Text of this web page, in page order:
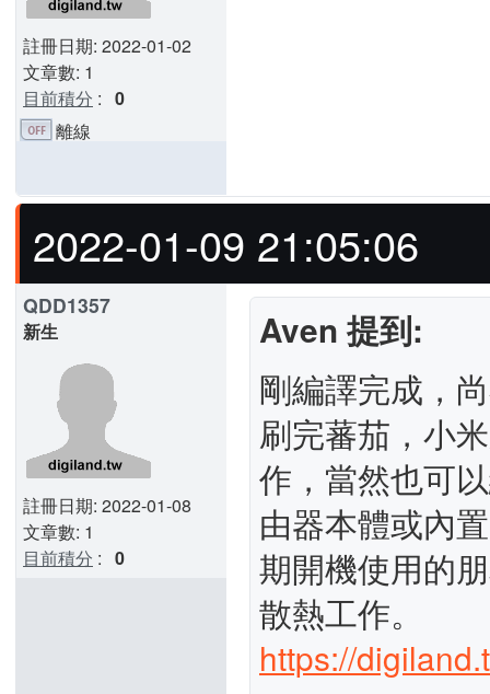
註冊日期: 2022-01-02
文章數: 1
目前積分 : 0
離線
2022-01-09 21:05:06
QDD1357
新生
註冊日期: 2022-01-08
文章數: 1
目前積分 : 0
Aven 提到:
剛編譯完成，
刷完蕃茄，小
作，當然也可
由器本體或內
期開機使用的
散熱工作。
https://